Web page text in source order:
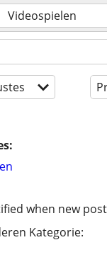
Videospielen
when new
Kategorie: